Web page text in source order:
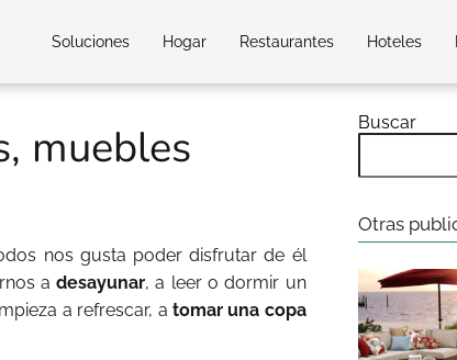
Soluciones Hogar Restaurantes Hoteles
muebles
nos gusta poder disfrutar de él
adesayunar, a leer o dormir un
a refrescar, a tomar una copa
Buscar
Otras